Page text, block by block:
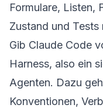
Formulare, Listen,
Zustand und
Gib Claude Code
Harness, also ein
Agenten. Dazu
Konventionen,